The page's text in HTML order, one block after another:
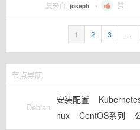
复来自 joseph • 赞
1 2 3 …
节点导航
Debian
安装配置
nux
CentOS系列